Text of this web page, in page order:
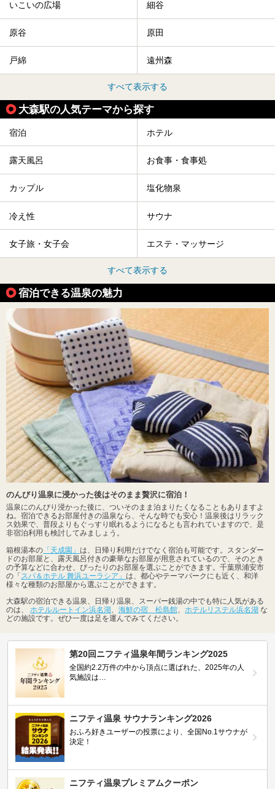
いこいの広場 細谷
原谷 原田
戸綿 遠州森
すべて表示する
大森駅の人気テーマから探す
宿泊 ホテル
露天風呂 お食事・食事処
カップル 塩化物泉
冷え性 サウナ
女子旅・女子会 エステ・マッサージ
すべて表示する
宿泊できる温泉の魅力
のんびり温泉に浸かった後はそのまま贅沢に宿泊！
温泉にのんびり浸かった後に、ついそのまま泊まりたくなることもありますよ
ね。宿泊できるお部屋付きの温泉なら、そんな時でも安心！温泉後はリラック
ス効果で、普段よりもぐっすり眠れるようになるとも言われていますので、是
非宿泊利用も検討してみましょう。
箱根湯本の 「天成園」 は、日帰り利用だけでなく宿泊も可能です。スタンダー
ドのお部屋と、露天風呂付きの豪華なお部屋が用意されているので、そのとき
の予算などに合わせ、ぴったりのお部屋を選ぶことができます。千葉県浦安市
の「スパ＆ホテル 舞浜ユーラシア」 は、都心やテーマパークにも近く、和洋
様々な種類のお部屋から選ぶことができます。
大森駅の宿泊できる温泉、日帰り温泉、スーパー銭湯の中でも特に人気がある
のは、 ホテルルートイン浜名湖、 海鮮の宿 松島館、 ホテルリステル浜名湖 な
どの施設です。ぜひ一度は足を運んでみてください。
第20回ニフティ温泉年間ランキング2025
全国約2.2万件の中から頂点に選ばれた、2025年の人
気施設は…
ニフティ温泉 サウナランキング2026
おふろ好きユーザーの投票により、全国No.1サウナが
決定！
ニフティ温泉プレミアムクーポン